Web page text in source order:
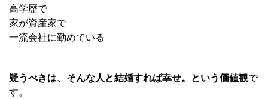
高学歴で
家が資産家で
一流会社に勤めている
疑うべきは、そんな人と結婚すれば幸せ。という価値観で
す。